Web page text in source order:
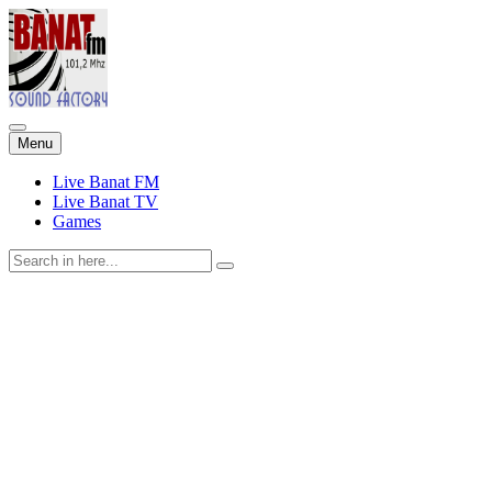
Menu Skip
to
content
Live Banat FM
Live Banat TV
Games
Search
for: